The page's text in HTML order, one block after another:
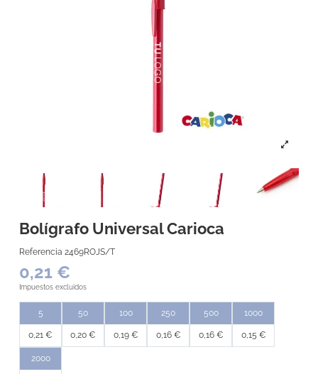
Bolígrafo Universal Carioca
Referencia 2469ROJS/T
0,21 €
Impuestos excluidos
5
0,21 €
50
0,20 €
100
0,19 €
250
0,16 €
500
0,16 €
1000
0,15 €
2000